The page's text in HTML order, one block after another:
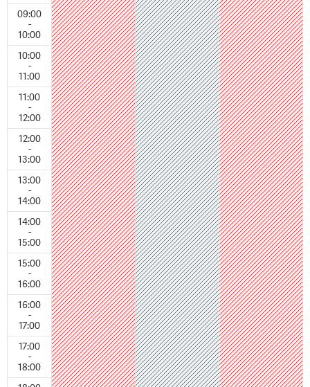
09:00
-
10:00
10:00
-
11:00
11:00
-
12:00
12:00
-
13:00
13:00
-
14:00
14:00
-
15:00
15:00
-
16:00
16:00
-
17:00
17:00
-
18:00